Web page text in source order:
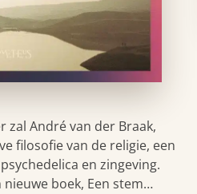
zal André van der Braak,
filosofie van de religie, een
en zingeving.
boek, Een stem…